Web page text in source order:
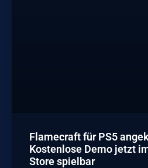
Flamecraft für PS5
Kostenlose Demo jetzt
Store spielbar